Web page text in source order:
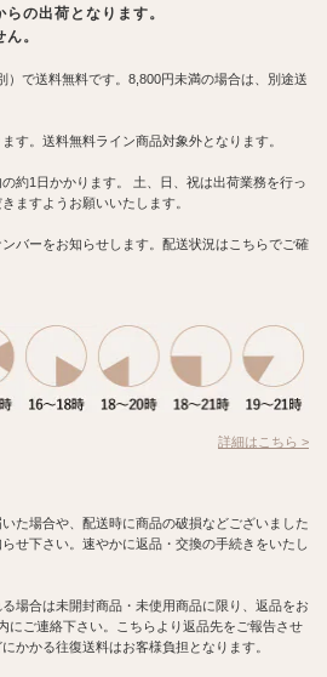
の出荷となります。
。
）で送料無料です。8,800円未満の場合は、別途送
す。送料無料ライン商品対象外となります。
約1日かかります。 土、日、祝は出荷業務を行っ
ますようお願いいたします。
バーをお知らせします。配送状況はこちらでご確
詳細はこちら >
た場合や、配送時に商品の破損などございました
せ下さい。速やかに返品・交換の手続きをいたし
場合は未開封商品・未使用商品に限り、返品をお
にご連絡下さい。こちらより返品先をご報告させ
かかる往復送料はお客様負担となります。